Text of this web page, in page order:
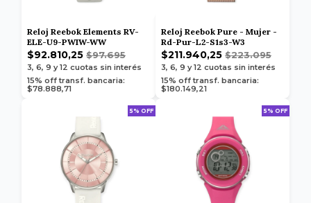
Reloj Reebok Elements RV-
ELE-U9-PWIW-WW
$92.810,25 $97.695
3, 6, 9 y 12 cuotas sin interés
15% off transf. bancaria:
$78.888,71
Reloj Reebok Pure - Mujer -
Rd-Pur-L2-S1s3-W3
$211.940,25 $223.095
3, 6, 9 y 12 cuotas sin interés
15% off transf. bancaria:
$180.149,21
5% OFF 5% OFF